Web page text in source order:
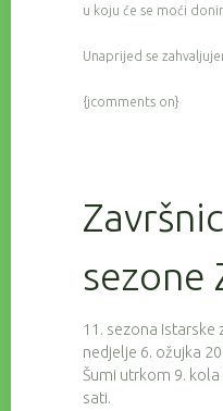
u koju će se moći
Unaprijed se
{jcomments on}
sezone
11. sezona Istarske
nedjelje 6. ožujka
Šumi utrkom 9.
sati.